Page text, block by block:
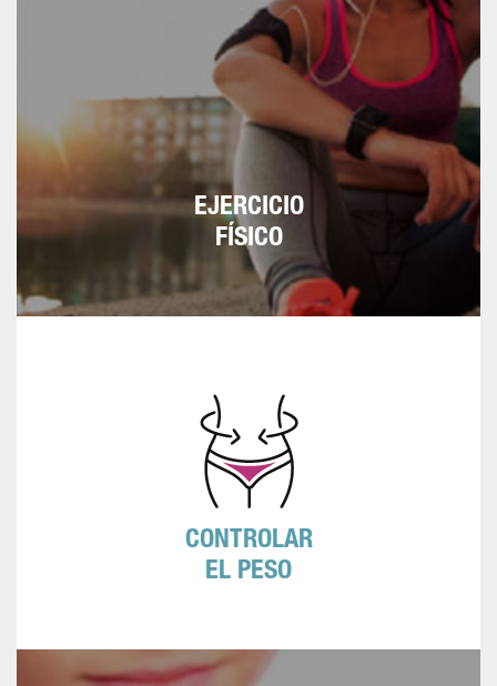
EJERCICIO
FÍSICO
Media hora diaria.
El que más se adapte a
cada condición física: caminar, bailar, correr,
actividades al aire libre…
CONTROLAR
EL PESO
Es la división del peso en kilos entre la altura
en metros elevada al cuadrado. Si el
resultado es mayor de 25 kg/m² se
considera sobrepeso. Por encima de 30
kg/m² es obesidad.